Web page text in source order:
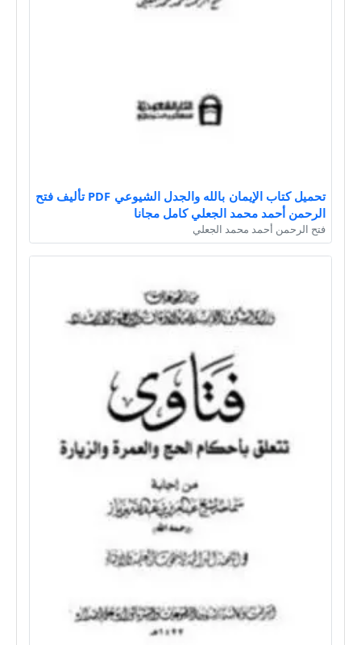
تحميل كتاب الإيمان بالله والجدل الشيوعي PDF تأليف فتح
الرحمن أحمد محمد الجعلي كامل مجانا
فتح الرحمن أحمد محمد الجعلي